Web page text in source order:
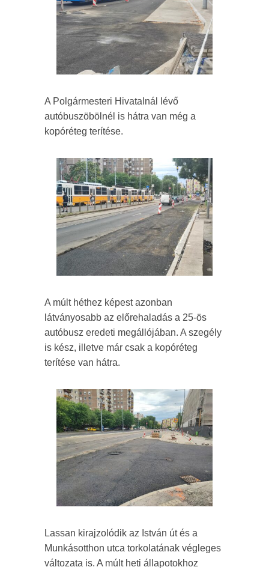
A Polgármesteri Hivatalnál lévő
autóbuszöbölnél is hátra van még a
kopóréteg terítése.
A múlt héthez képest azonban
látványosabb az előrehaladás a 25-ös
autóbusz eredeti megállójában. A szegély
is kész, illetve már csak a kopóréteg
terítése van hátra.
Lassan kirajzolódik az István út és a
Munkásotthon utca torkolatának végleges
változata is. A múlt heti állapotokhoz